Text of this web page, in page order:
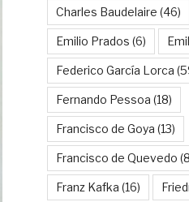
Charles Baudelaire (46)
Emilio Prados (6)
Federico García Lorca
Fernando Pessoa (18)
Francisco de Goya (13)
Francisco de Quevedo
Franz Kafka (16)